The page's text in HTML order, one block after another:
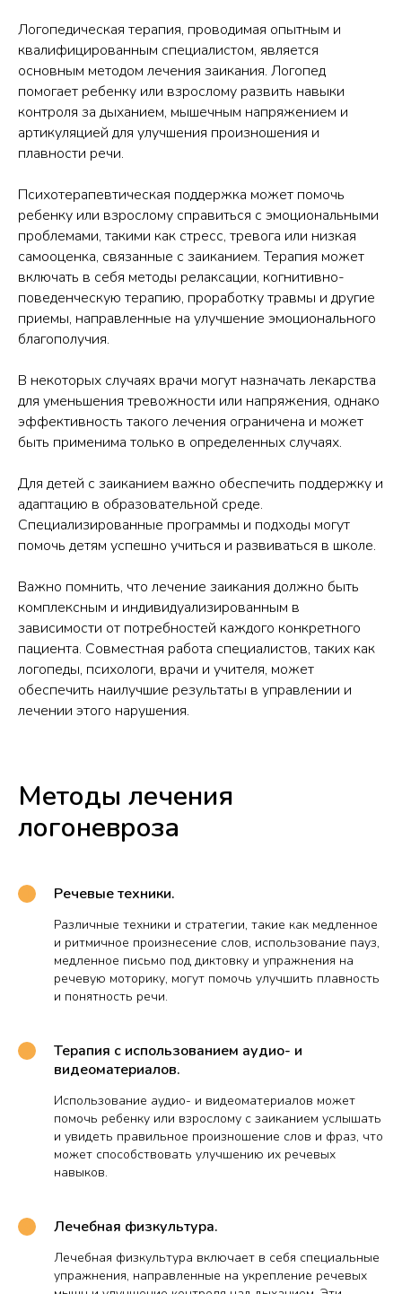
Логопедическая терапия, проводимая опытным и
квалифицированным специалистом, является
основным методом лечения заикания. Логопед
помогает ребенку или взрослому развить навыки
контроля за дыханием, мышечным напряжением и
артикуляцией для улучшения произношения и
плавности речи.
Психотерапевтическая поддержка может помочь
ребенку или взрослому справиться с эмоциональными
проблемами, такими как стресс, тревога или низкая
самооценка, связанные с заиканием. Терапия может
включать в себя методы релаксации, когнитивно-
поведенческую терапию, проработку травмы и другие
приемы, направленные на улучшение эмоционального
благополучия.
В некоторых случаях врачи могут назначать лекарства
для уменьшения тревожности или напряжения, однако
эффективность такого лечения ограничена и может
быть применима только в определенных случаях.
Для детей с заиканием важно обеспечить поддержку и
адаптацию в образовательной среде.
Специализированные программы и подходы могут
помочь детям успешно учиться и развиваться в школе.
Важно помнить, что лечение заикания должно быть
комплексным и индивидуализированным в
зависимости от потребностей каждого конкретного
пациента. Совместная работа специалистов, таких как
логопеды, психологи, врачи и учителя, может
обеспечить наилучшие результаты в управлении и
лечении этого нарушения.
Методы лечения
логоневроза
Речевые техники.
Различные техники и стратегии, такие как медленное
и ритмичное произнесение слов, использование пауз,
медленное письмо под диктовку и упражнения на
речевую моторику, могут помочь улучшить плавность
и понятность речи.
Терапия с использованием аудио- и
видеоматериалов.
Использование аудио- и видеоматериалов может
помочь ребенку или взрослому с заиканием услышать
и увидеть правильное произношение слов и фраз, что
может способствовать улучшению их речевых
навыков.
Лечебная физкультура.
Лечебная физкультура включает в себя специальные
упражнения, направленные на укрепление речевых